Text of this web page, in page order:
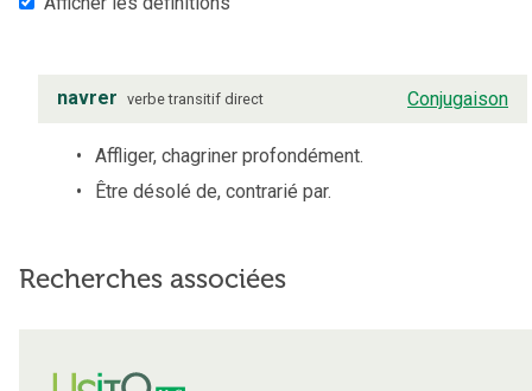
navrer verbe transitif direct Conjugaison
Affliger, chagriner profondément.
Être désolé de, contrarié par.
Recherches associées